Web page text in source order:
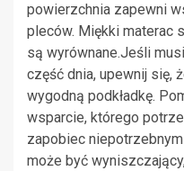
powierzchnia zapewni
pleców. Miękki materac
są wyrównane.Jeśli
część dnia, upewnij się,
wygodną podkładkę.
wsparcie, którego
zapobiec
może być